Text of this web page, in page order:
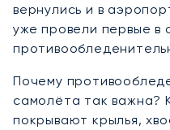
вернулись и в
уже провели первые в
Почему
самолёта так важна?
покрывают крылья,